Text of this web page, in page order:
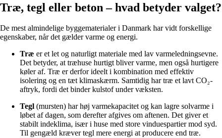
Træ, tegl eller beton – hvad betyder valget?
De mest almindelige byggematerialer i Danmark har vidt forskellige
egenskaber, når det gælder varme og energi.
Træ er et let og naturligt materiale med lav varmeledningsevne.
Det betyder, at træhuse hurtigt bliver varme, men også hurtigere
køler af. Træ er derfor ideelt i kombination med effektiv
isolering og en tæt klimaskærm. Samtidig har træ et lavt CO₂-
aftryk, fordi det binder kulstof under væksten.
Tegl (mursten) har høj varmekapacitet og kan lagre solvarme i
løbet af dagen, som derefter afgives om aftenen. Det giver et
stabilt indeklima, især i huse med store vinduespartier mod syd.
Til gengæld kræver tegl mere energi at producere end træ.